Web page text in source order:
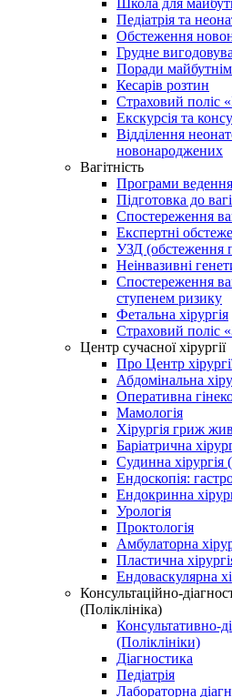
Школа для
Педіатрія та
Обстеження
Грудне
Поради
Кесарів розтин
Страховий поліс
Екскурсія та
Відділення
новонароджених
Вагітність
Програми ведення
Підготовка до
Спостереження
Експертні
УЗД (обстеження
Неінвазивні
Спостереження
ступенем ризику
Фетальна хірургія
Страховий поліс
Центр сучасної хірургії
Про Центр
Абдомінальна
Оперативна
Мамологія
Хірургія гриж
Баріатрична
Судинна хірургія
Ендоскопія:
Ендокринна
Урологія
Проктологія
Амбулаторна
Пластична
Ендоваскулярна
Консультаційно-
(Поліклініка)
Консультативно-
(Поліклініки)
Діагностика
Педіатрія
Лабораторна